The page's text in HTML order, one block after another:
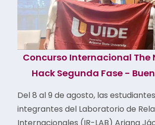
Concurso Internacional The
Hack Segunda Fase -
Del 8 al 9 de agosto, las
integrantes del Laboratorio de
Internacionales (IR-LAB) Ariana